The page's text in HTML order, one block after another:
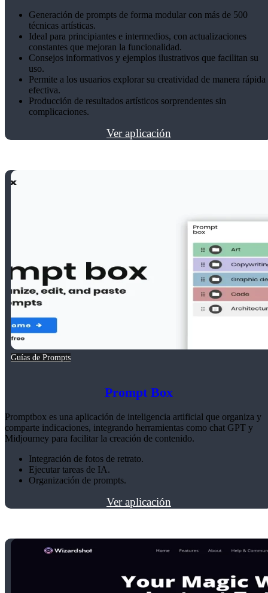
Generación de prompts de forma modular con más de 500
técnicas artísticas.
Ideal para principiantes e intermedios, con actualizaciones
constantes que mejoran la funcionalidad.
Consejos informativos y ejemplos ilustrativos que facilitan su
uso.
Permite a los usuarios explorar su creatividad de manera rápida
efectiva.
Producción de resultados artísticos sorprendentes sin
complicaciones.
Ver aplicación
Guías de Prompts
Prompt Box
Promptbox es una aplicación de inteligencia artificial que organiza y
comparte indicaciones, integrando herramientas como chat GPT y
Midjourney para facilitar la creación de contenido.
Integración de fotos de retrato.
Ejecutar tareas de IA.
Organización de prompts.
Ver aplicación